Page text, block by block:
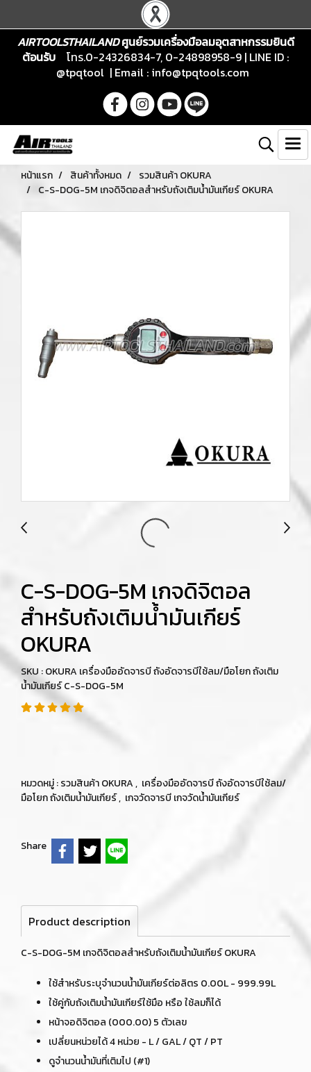
AIRTOOLSTHAILANDศูนย์รวมเครื่องมือลมอุตสาหกรรมยินดี
ต้อนรับ
โทร.0-24326834-7, 0-24898958-9 | LINE ID :
@tpqtool | Email : info@tpqtools.com
หน้าแรก สินค้าทั้งหมด
รวมสินค้า OKURA
C-S-DOG-5M เกจดิจิตอลสำหรับถังเติมน้ำมันเกียร์ OKURA
C-S-DOG-5M เกจดิจิตอล
สำหรับถังเติมน้ำมันเกียร์
OKURA
SKU : OKURA เครื่องมืออัดจารบี ถังอัดจารบีใช้ลม/มือโยก ถังเติม
น้ำมันเกียร์ C-S-DOG-5M
หมวดหมู่ :รวมสินค้า OKURA, เครื่องมืออัดจารบี ถังอัดจารบีใช้ลม/
มือโยก ถังเติมน้ำมันเกียร์, เกจวัดจารบี เกจวัดน้ำมันเกียร์
Share
Product description
C-S-DOG-5M เกจดิจิตอลสำหรับถังเติมน้ำมันเกียร์ OKURA
ใช้สำหรับระบุจำนวนน้ำมันเกียร์ต่อลิตร 0.00L - 999.99L
ใช้คู่กับถังเติมน้ำมันเกียร์ใช้มือ หรือ ใช้ลมก็ได้
หน้าจอดิจิตอล (000.00) 5 ตัวเลข
เปลี่ยนหน่วยได้ 4 หน่วย - L / GAL / QT / PT
ดูจำนวนน้ำมันที่เติมไป (#1)